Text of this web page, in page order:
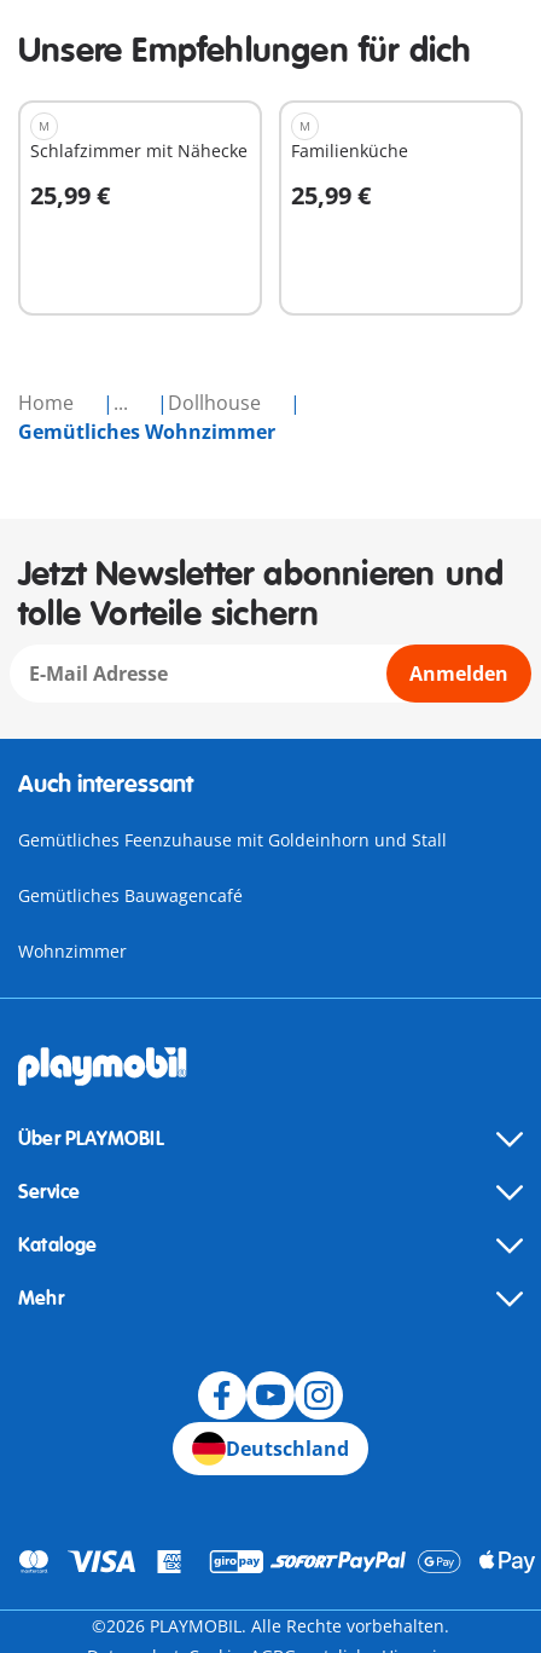
Home ...
Dollhouse
Gemütliches Wohnzimmer
Unsere Empfehlungen für dich
M
Schlafzimmer mit Nähecke
25,99 €
In den Warenkorb
M
Familienküche
25,99 €
In den Warenkorb
Jetzt Newsletter abonnieren und
tolle Vorteile sichern
Anmelden
Auch interessant
Gemütliches Feenzuhause mit Goldeinhorn und Stall
Gemütliches Bauwagencafé
Wohnzimmer
Über PLAYMOBIL
Service
Kataloge
Mehr
Deutschland
©2026 PLAYMOBIL. Alle Rechte vorbehalten.